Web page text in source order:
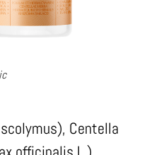
Centella